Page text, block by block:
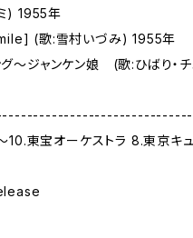
) 1955年
(歌:雪村いづみ) 1955年
～ジャンケン娘 (歌:ひばり・チ
10.東宝オーケストラ 8.東京キ